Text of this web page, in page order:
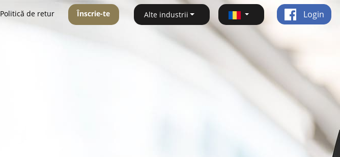
Politică de retur Înscrie-te Alte industrii Login